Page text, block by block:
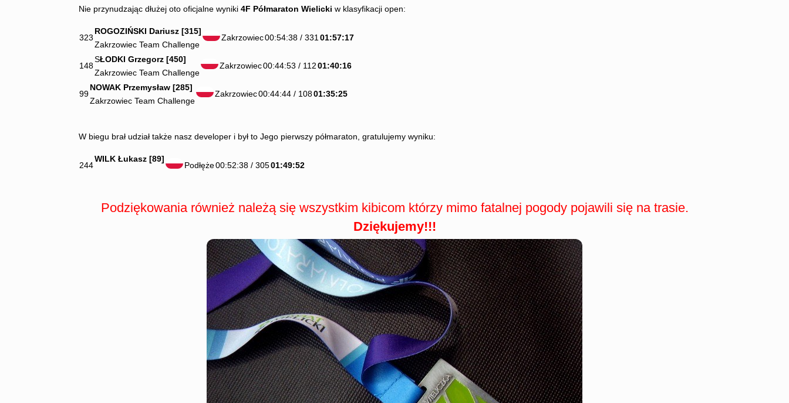
Nie przynudzając dłużej oto oficjalne wyniki4F Półmaraton Wielicki w klasyfikacji open:
323
ROGOZIŃSKI Dariusz [315]
Zakrzowiec Team Challenge
Zakrzowiec00:54:38 / 331 01:57:17
148
SŁODKI Grzegorz [450]
Zakrzowiec Team Challenge
Zakrzowiec00:44:53 / 112 01:40:16
99
NOWAK Przemysław [285]
Zakrzowiec Team Challenge
Zakrzowiec00:44:44 / 10801:35:25
W biegu brał udział także nasz developer i był to Jego pierwszy półmaraton, gratulujemy wyniku:
244
WILK Łukasz [89]
Podłęże00:52:38 / 30501:49:52
Podziękowania również należą się wszystkim kibicom którzy mimo fatalnej pogody pojawili się na trasie.
Dziękujemy!!!